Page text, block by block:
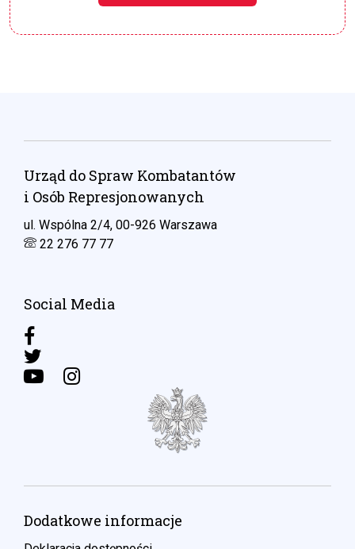
Urząd do Spraw Kombatantów
i Osób Represjonowanych
ul. Wspólna 2/4, 00-926 Warszawa
22 276 77 77
Social Media
Dodatkowe informacje